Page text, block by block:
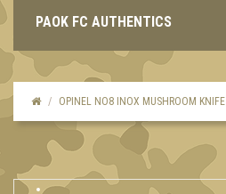
PAOK FC AUTHENTICS
OPINEL NO8 INOX MUSHROOM KNIFE